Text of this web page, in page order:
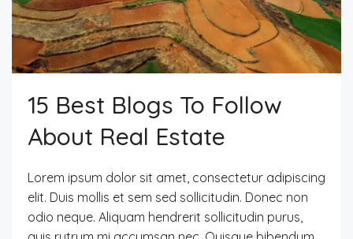
15 Best Blogs To Follow
About Real Estate
Lorem ipsum dolor sit amet, consectetur adipiscing
elit. Duis mollis et sem sed sollicitudin. Donec non
odio neque. Aliquam hendrerit sollicitudin purus,